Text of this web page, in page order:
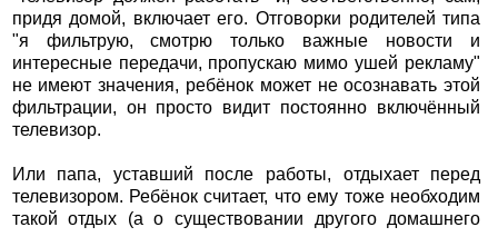
придя домой, включает его. Отговорки родителей типа
"я фильтрую, смотрю только важные новости и
интересные передачи, пропускаю мимо ушей рекламу"
не имеют значения, ребёнок может не осознавать этой
фильтрации, он просто видит постоянно включённый
телевизор.
Или папа, уставший после работы, отдыхает перед
телевизором. Ребёнок считает, что ему тоже необходим
такой отдых (а о существовании другого домашнего